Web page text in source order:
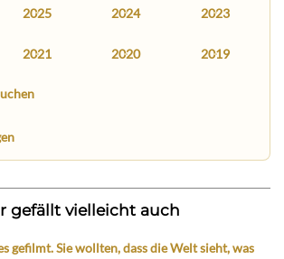
2025 2024 2023
2021 2020 2019
gefällt vielleicht auch
gefilmt. Sie wollten, dass die Welt sieht, was